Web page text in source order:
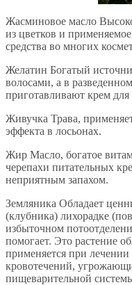
Жасминовое масло
из цветков и
средства во многих
Желатин Богатый
волосами, а в
приготавливают крем для
Живучка Трава,
эффекта в лосьонах.
Жир Масло, богатое
черепахи питательных
неприятным запахом.
Земляника Обладает
(клубника) лихорадке
избыточном
помогает. Это растение
применяется при
кровотечений,
пищеварительной